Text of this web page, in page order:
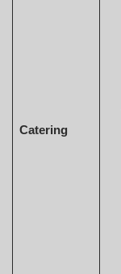
Catering